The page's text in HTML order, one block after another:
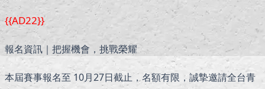
{{AD22}}
報名資訊｜把握機會，挑戰榮耀
本屆賽事報名至 10月27日截止，名額有限，誠摯邀請全台青